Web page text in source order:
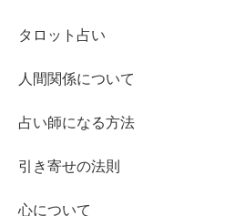
タロット占い
人間関係について
占い師になる方法
引き寄せの法則
心について